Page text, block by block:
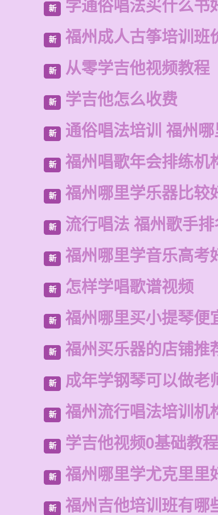
新 学通俗唱法买什么书
新 福州成人古筝培训班
新 从零学吉他视频教程
新 学吉他怎么收费
新 通俗唱法培训 福州
新 福州唱歌年会排练机
新 福州哪里学乐器比较
新 流行唱法 福州歌手
新 福州哪里学音乐高考
新 怎样学唱歌谱视频
新 福州哪里买小提琴便
新 福州买乐器的店铺推
新 成年学钢琴可以做老
新 福州流行唱法培训机
新 学吉他视频0基础教程
新 福州哪里学尤克里里
新 福州吉他培训班有哪